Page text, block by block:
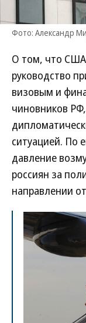
Фото: Александр
О том, что США
руководство
визовым и
чиновников
ситуацией. По
давление
россиян за
направлении